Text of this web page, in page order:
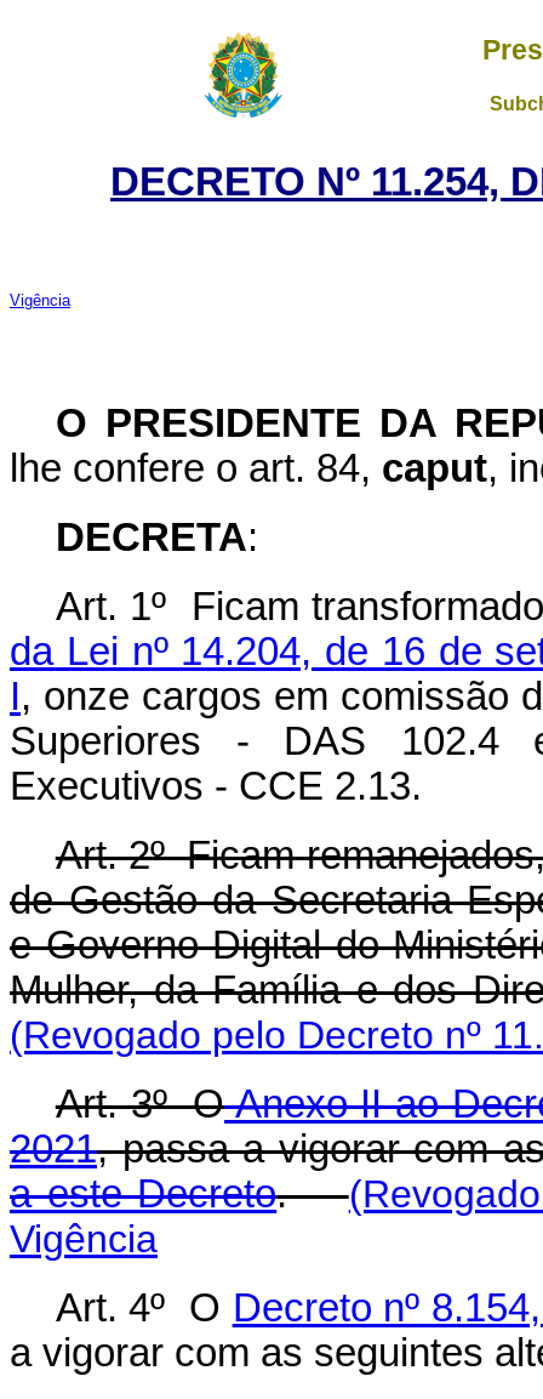
DECRETO Nº 11.254,
Vigência
O PRESIDENTE DA
lhe confere o art. 84, caput,
DECRETA:
Art. 1º Ficam
da Lei nº 14.204, de 16 de
I, onze cargos em comissão
Superiores - DAS 102.4
Executivos - CCE 2.13.
Art. 2º Ficam
de Gestão da Secretaria
e Governo Digital do
Mulher, da Família e dos
(Revogado pelo Decreto nº
Art. 3º OAnexo II ao
2021, passa a vigorar com
a este Decreto.
Vigência
Art. 4º O Decreto nº
a vigorar com as seguintes